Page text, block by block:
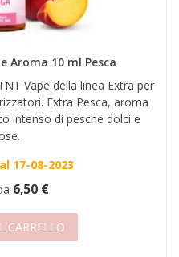
Aroma 10 ml Pesca
Vape della linea Extra per
Extra Pesca, aroma
intenso di pesche dolci e
17-08-2023
6,50 €
CARRELLO